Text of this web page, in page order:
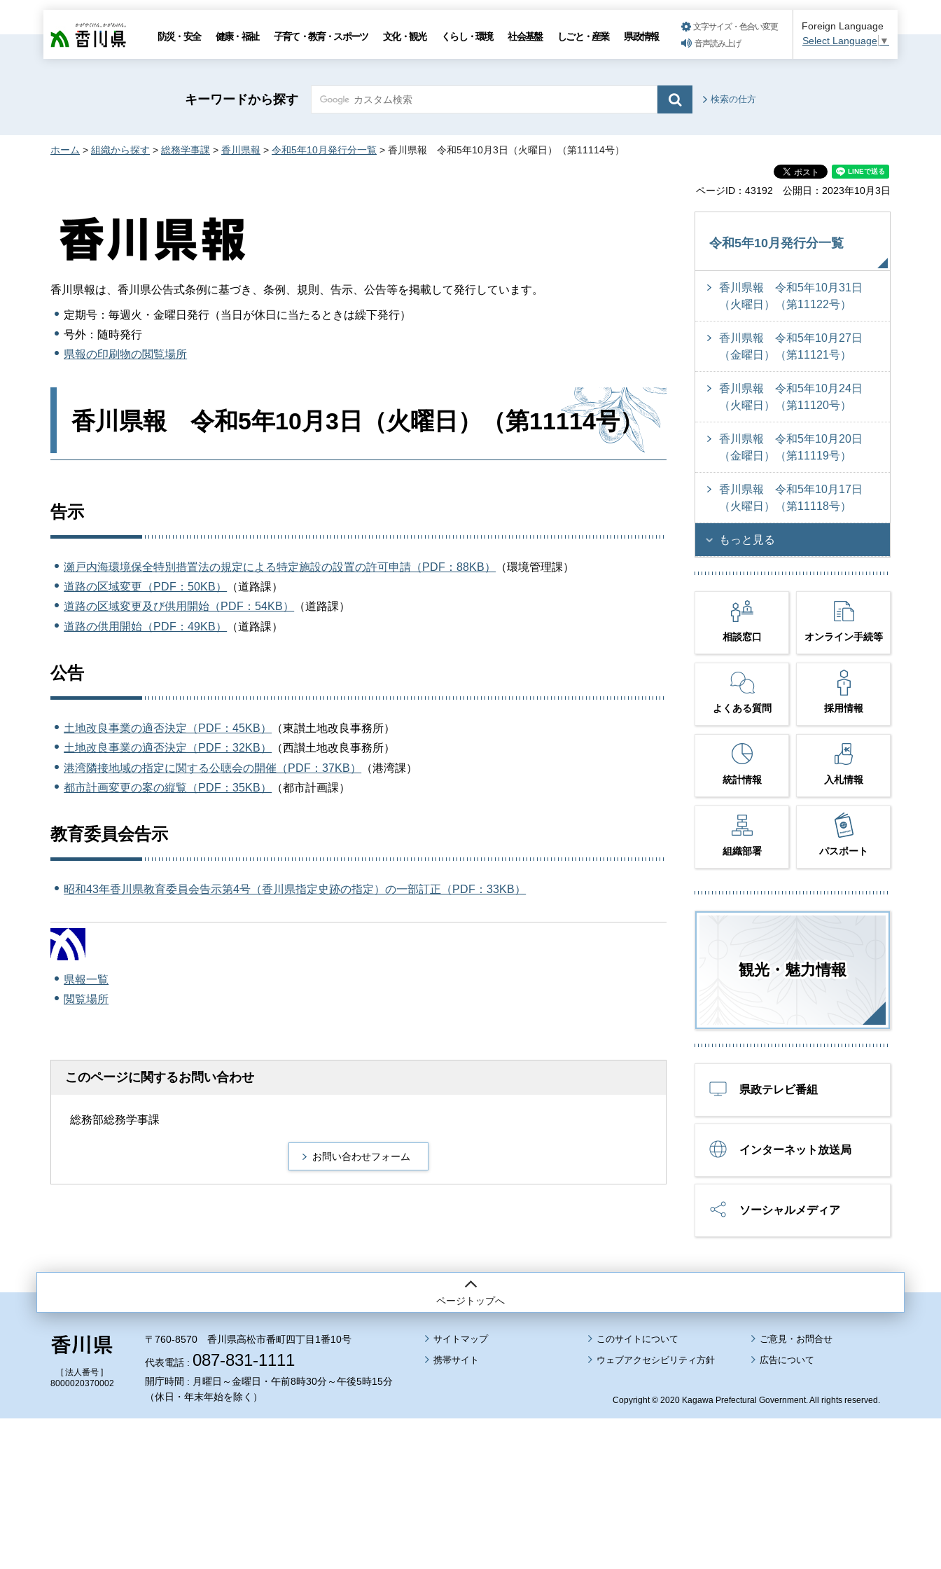
香川県 防災・安全 健康・福祉 子育て・教育・スポーツ 文化・観光 くらし・環境 社会基盤 しごと・産業 県政情報
文字サイズ・色合い変更
音声読み上げ
Foreign Language
Select Language ▼
キーワードから探す 検索の仕方
ホーム > 組織から探す > 総務学事課 > 香川県報 > 令和5年10月発行分一覧 > 香川県報 令和5年10月3日（火曜日）（第11114号）
ページID：43192 公開日：2023年10月3日
香川県報は、香川県公告式条例に基づき、条例、規則、告示、公告等を掲載して発行しています。
定期号：毎週火・金曜日発行（当日が休日に当たるときは繰下発行）
号外：随時発行
県報の印刷物の閲覧場所
香川県報 令和5年10月3日（火曜日）（第11114号）
告示
瀬戸内海環境保全特別措置法の規定による特定施設の設置の許可申請（PDF：88KB）
（環境管理課）
道路の区域変更（PDF：50KB）
（道路課）
道路の区域変更及び供用開始（PDF：54KB）
（道路課）
道路の供用開始（PDF：49KB）
（道路課）
公告
土地改良事業の適否決定（PDF：45KB）
（東讃土地改良事務所）
土地改良事業の適否決定（PDF：32KB）
（西讃土地改良事務所）
港湾隣接地域の指定に関する公聴会の開催（PDF：37KB）
（港湾課）
都市計画変更の案の縦覧（PDF：35KB）
（都市計画課）
教育委員会告示
昭和43年香川県教育委員会告示第4号（香川県指定史跡の指定）の一部訂正（PDF：33KB）
県報一覧
閲覧場所
このページに関するお問い合わせ
総務部総務学事課
令和5年10月発行分一覧
香川県報 令和5年10月31日
（火曜日）（第11122号）
香川県報 令和5年10月27日
（金曜日）（第11121号）
香川県報 令和5年10月24日
（火曜日）（第11120号）
香川県報 令和5年10月20日
（金曜日）（第11119号）
香川県報 令和5年10月17日
（火曜日）（第11118号）
もっと見る
相談窓口 オンライン手続等
よくある質問 採用情報
統計情報 入札情報
組織部署 パスポート
観光・魅力情報
県政テレビ番組
インターネット放送局
ソーシャルメディア
ページトップへ
[ 法人番号 ]
8000020370002
〒760-8570 香川県高松市番町四丁目1番10号
代表電話 : 087-831-1111
開庁時間 : 月曜日～金曜日・午前8時30分～午後5時15分
（休日・年末年始を除く）
サイトマップ
このサイトについて
携帯サイト
ウェブアクセシビリティ方針 広告について
Copyright © 2020 Kagawa Prefectural Government. All rights reserved.